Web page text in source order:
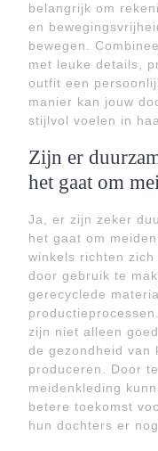
belangrijk om
en
bewegen.
met leuke details,
outfit een
manier kan jouw
stijlvol voelen in
Zijn er
het gaat om
Ja, er zijn zeker
het gaat om
winkels richten
door gebruik te
gerecyclede
zijn niet alleen
de gezondheid van
produceren. Door
meidenkleding
betere toekomst
hun dochters er